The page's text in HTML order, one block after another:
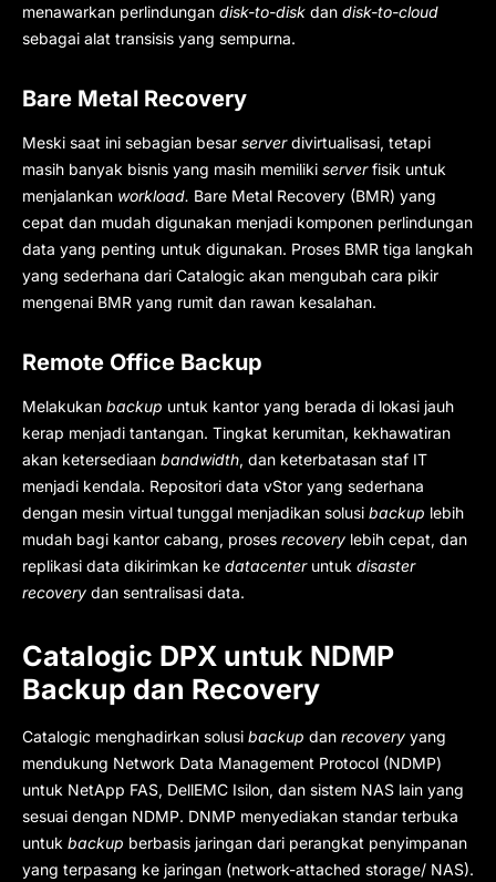
menawarkan perlindungan disk-to-disk dan disk-to-cloud
sebagai alat transisis yang sempurna.
Bare Metal Recovery
Meski saat ini sebagian besar serverdivirtualisasi, tetapi
masih banyak bisnis yang masih memiliki serverfisik untuk
menjalankan workload. Bare Metal Recovery (BMR) yang
cepat dan mudah digunakan menjadi komponen perlindungan
data yang penting untuk digunakan. Proses BMR tiga langkah
yang sederhana dari Catalogic akan mengubah cara pikir
mengenai BMR yang rumit dan rawan kesalahan.
Remote Office Backup
Melakukan backup untuk kantor yang berada di lokasi jauh
kerap menjadi tantangan. Tingkat kerumitan, kekhawatiran
akan ketersediaan bandwidth, dan keterbatasan staf IT
menjadi kendala. Repositori data vStor yang sederhana
dengan mesin virtual tunggal menjadikan solusi backup lebih
mudah bagi kantor cabang, proses recovery lebih cepat, dan
replikasi data dikirimkan ke datacenter untuk disaster
recovery dan sentralisasi data.
Catalogic DPX untuk NDMP
Backup dan Recovery
Catalogic menghadirkan solusi backup dan recovery yang
mendukung Network Data Management Protocol (NDMP)
untuk NetApp FAS, DellEMC Isilon, dan sistem NAS lain yang
sesuai dengan NDMP. DNMP menyediakan standar terbuka
untuk backup berbasis jaringan dari perangkat penyimpanan
yang terpasang ke jaringan (network-attached storage/ NAS).